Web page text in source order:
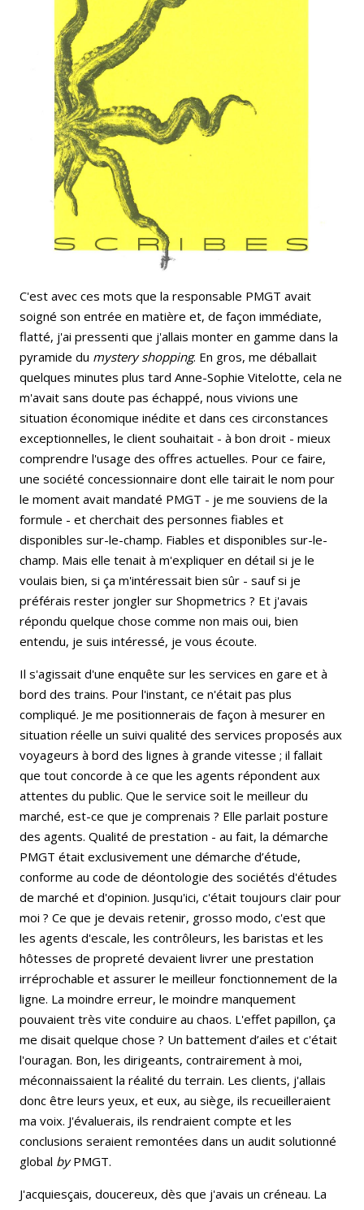
C'est avec ces mots que la responsable PMGT avait
soigné son entrée en matière et, de façon immédiate,
flatté, j'ai pressenti que j'allais monter en gamme dans la
pyramide du mystery shopping. En gros, me déballait
quelques minutes plus tard Anne-Sophie Vitelotte, cela ne
m'avait sans doute pas échappé, nous vivions une
situation économique inédite et dans ces circonstances
exceptionnelles, le client souhaitait - à bon droit - mieux
comprendre l'usage des offres actuelles. Pour ce faire,
une société concessionnaire dont elle tairait le nom pour
le moment avait mandaté PMGT - je me souviens de la
formule - et cherchait des personnes fiables et
disponibles sur-le-champ. Fiables et disponibles sur-le-
champ. Mais elle tenait à m'expliquer en détail si je le
voulais bien, si ça m'intéressait bien sûr - sauf si je
préférais rester jongler sur Shopmetrics ? Et j'avais
répondu quelque chose comme non mais oui, bien
entendu, je suis intéressé, je vous écoute.
Il s'agissait d'une enquête sur les services en gare et à
bord des trains. Pour l'instant, ce n'était pas plus
compliqué. Je me positionnerais de façon à mesurer en
situation réelle un suivi qualité des services proposés aux
voyageurs à bord des lignes à grande vitesse ; il fallait
que tout concorde à ce que les agents répondent aux
attentes du public. Que le service soit le meilleur du
marché, est-ce que je comprenais ? Elle parlait posture
des agents. Qualité de prestation - au fait, la démarche
PMGT était exclusivement une démarche d’étude,
conforme au code de déontologie des sociétés d'études
de marché et d'opinion. Jusqu'ici, c'était toujours clair pour
moi ? Ce que je devais retenir, grosso modo, c'est que
les agents d'escale, les contrôleurs, les baristas et les
hôtesses de propreté devaient livrer une prestation
irréprochable et assurer le meilleur fonctionnement de la
ligne. La moindre erreur, le moindre manquement
pouvaient très vite conduire au chaos. L'effet papillon, ça
me disait quelque chose ? Un battement d’ailes et c'était
l'ouragan. Bon, les dirigeants, contrairement à moi,
méconnaissaient la réalité du terrain. Les clients, j'allais
donc être leurs yeux, et eux, au siège, ils recueilleraient
ma voix. J'évaluerais, ils rendraient compte et les
conclusions seraient remontées dans un audit solutionné
global byPMGT.
J'acquiesçais, doucereux, dès que j'avais un créneau. La